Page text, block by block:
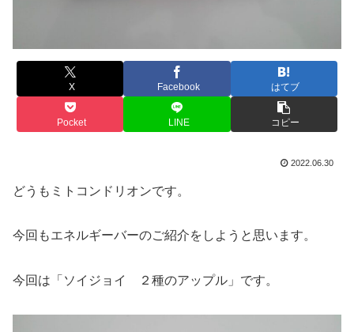
X Facebook はてブ
Pocket LINE コピー
2022.06.30
どうもミトコンドリオンです。
今回もエネルギーバーのご紹介をしようと思います。
今回は「ソイジョイ ２種のアップル」です。